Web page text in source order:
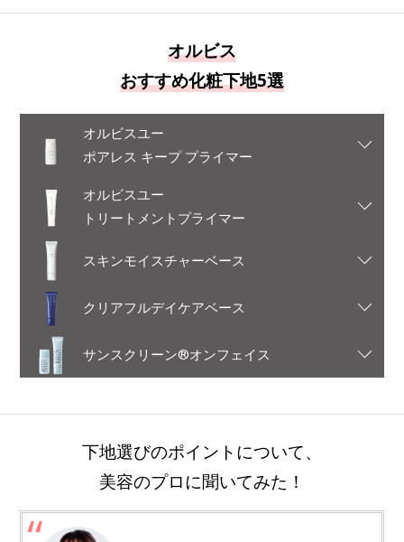
オルビス
おすすめ化粧下地5選
オルビスユー
ポアレス キープ プライマー
オルビスユー
トリートメントプライマー
スキンモイスチャーベース
クリアフルデイケアベース
サンスクリーン®オンフェイス
下地選びのポイントについて、
美容のプロに聞いてみた！